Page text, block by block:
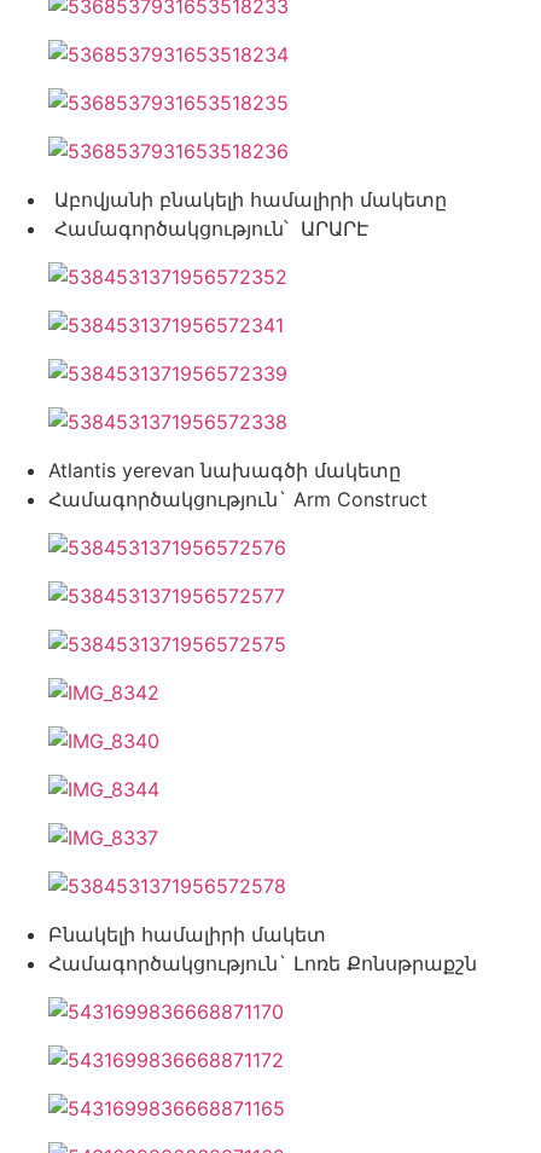
Աբովյանի բնակելի համալիրի մակետը
Համագործակցություն՝ ԱՐԱՐԷ
Atlantis yerevan նախագծի մակետը
Համագործակցություն` Arm Construct
Բնակելի համալիրի մակետ
Համագործակցություն` Լոռե Քոնսթրաքշն